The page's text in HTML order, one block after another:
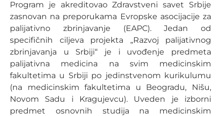
Program je akreditovao Zdravstveni savet Srbije
zasnovan na preporukama Evropske asocijacije za
palijativno zbrinjavanje (EAPC). Jedan od
specifičnih ciljeva projekta „Razvoj palijativnog
zbrinjavanja u Srbiji“ je i uvođenje predmeta
palijativna medicina na svim medicinskim
fakultetima u Srbiji po jedinstvenom kurikulumu
(na medicinskim fakultetima u Beogradu, Nišu,
Novom Sadu i Kragujevcu). Uveden je izborni
predmet osnovnih studija na medicinskim